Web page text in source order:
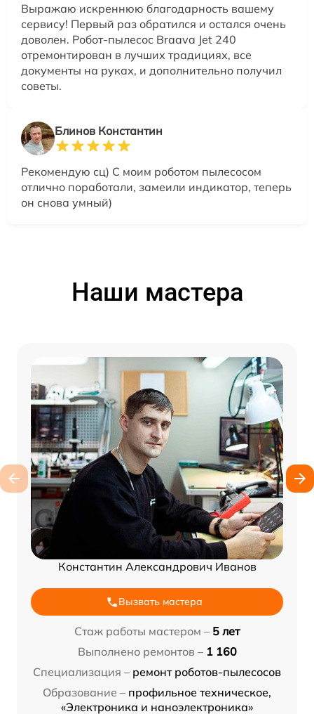
Выражаю искреннюю благодарность вашему
сервису! Первый раз обратился и остался очень
доволен. Робот-пылесос Braava Jet 240
отремонтирован в лучших традициях, все
документы на руках, и дополнительно получил
советы.
Блинов Константин
Рекомендую сц) С моим роботом пылесосом
отлично поработали, замеили индикатор, теперь
он снова умный)
Наши мастера
Константин Александрович Иванов
Вызвать мастера
Стаж работы мастером – 5 лет
Выполнено ремонтов – 1 160
Специализация – ремонт роботов-пылесосов
Образование – профильное техническое,
«Электроника и наноэлектроника»